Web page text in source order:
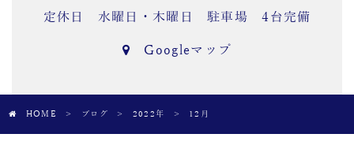
定休日 水曜日・木曜日 駐車場 4台完備
Googleマップ
HOME > ブログ > 2022年 > 12月